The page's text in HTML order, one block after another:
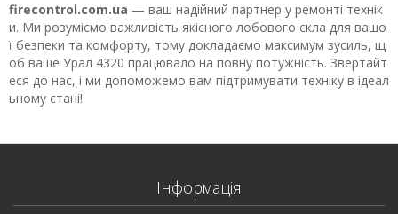
firecontrol.com.ua — ваш надійний партнер у ремонті технік
и. Ми розуміємо важливість якісного лобового скла для вашо
ї безпеки та комфорту, тому докладаємо максимум зусиль, щ
об ваше Урал 4320 працювало на повну потужність. Звертайт
еся до нас, і ми допоможемо вам підтримувати техніку в ідеал
ьному стані!
Інформація